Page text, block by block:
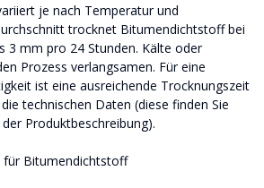
je nach Temperatur und
trocknet Bitumendichtstoff bei
3 mm pro 24 Stunden. Kälte oder
Prozess verlangsamen. Für eine
ist eine ausreichende Trocknungszeit
technischen Daten (diese finden Sie
Produktbeschreibung).
für Bitumendichtstoff